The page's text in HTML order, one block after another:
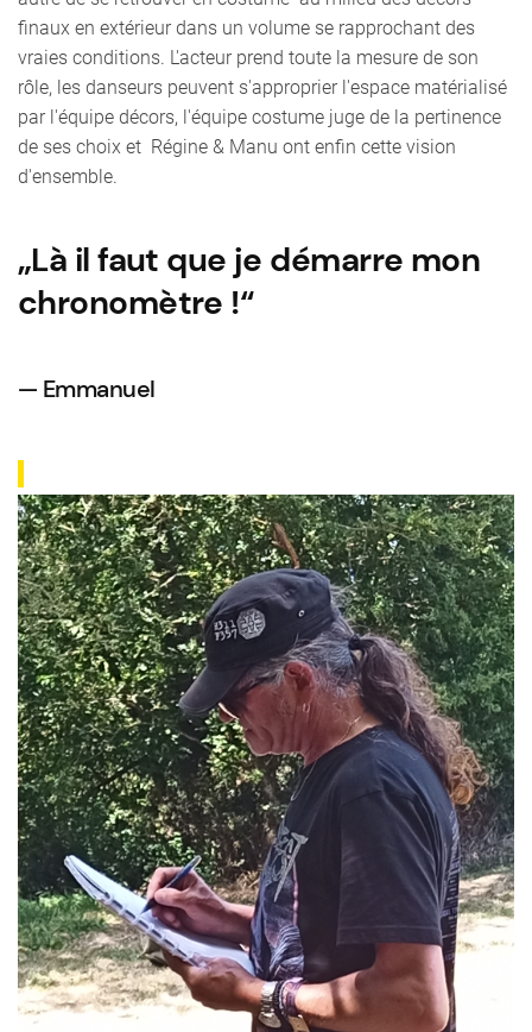
finaux en extérieur dans un volume se rapprochant des
vraies conditions. L'acteur prend toute la mesure de son
rôle, les danseurs peuvent s'approprier l'espace matérialisé
par l'équipe décors, l'équipe costume juge de la pertinence
de ses choix et Régine & Manu ont enfin cette vision
d'ensemble.
„Là il faut que je démarre mon
chronomètre !“
Emmanuel